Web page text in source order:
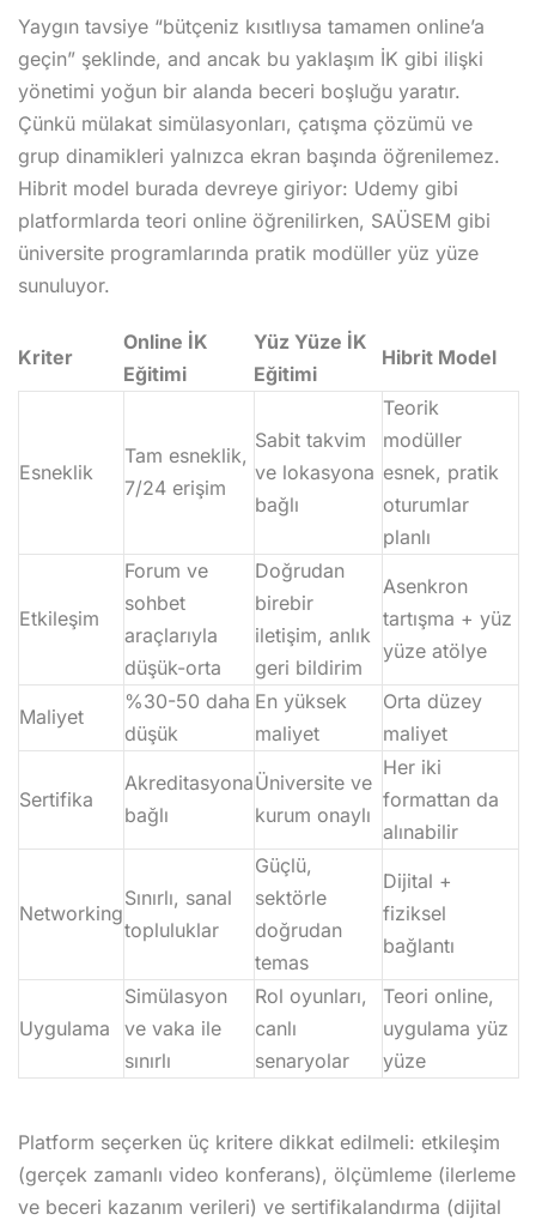
Yaygın tavsiye “bütçeniz kısıtlıysa tamamen online’a
geçin” şeklinde, and ancak bu yaklaşım İK gibi ilişki
yönetimi yoğun bir alanda beceri boşluğu yaratır.
Çünkü mülakat simülasyonları, çatışma çözümü ve
grup dinamikleri yalnızca ekran başında öğrenilemez.
Hibrit model burada devreye giriyor: Udemy gibi
platformlarda teori online öğrenilirken, SAÜSEM gibi
üniversite programlarında pratik modüller yüz yüze
sunuluyor.
Kriter
Online İK
Eğitimi
Yüz Yüze İK
Eğitimi
Hibrit Model
Esneklik
Tam esneklik,
7/24 erişim
Sabit takvim
ve lokasyona
bağlı
Teorik
modüller
esnek, pratik
oturumlar
planlı
Etkileşim
Forum ve
sohbet
araçlarıyla
düşük-orta
Doğrudan
birebir
iletişim, anlık
geri bildirim
Asenkron
tartışma + yüz
yüze atölye
Maliyet
%30-50 daha
düşük
En yüksek
maliyet
Orta düzey
maliyet
Sertifika
Akreditasyona
bağlı
Üniversite ve
kurum onaylı
Her iki
formattan da
alınabilir
Networking
Sınırlı, sanal
topluluklar
Güçlü,
sektörle
doğrudan
temas
Dijital +
fiziksel
bağlantı
Uygulama
Simülasyon
ve vaka ile
sınırlı
Rol oyunları,
canlı
senaryolar
Teori online,
uygulama yüz
yüze
Platform seçerken üç kritere dikkat edilmeli: etkileşim
(gerçek zamanlı video konferans), ölçümleme (ilerleme
ve beceri kazanım verileri) ve sertifikalandırma (dijital